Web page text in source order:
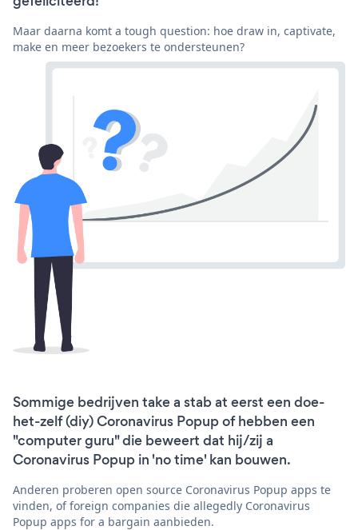
Maar daarna komt a tough question: hoe draw in, captivate,
make en meer bezoekers te ondersteunen?
Sommige bedrijven take a stab at eerst een doe-
het-zelf (diy) Coronavirus Popup of hebben een
"computer guru" die beweert dat hij/zij a
Coronavirus Popup in 'no time' kan bouwen.
Anderen proberen open source Coronavirus Popup apps te
vinden, of foreign companies die allegedly Coronavirus
Popup apps for a bargain aanbieden.